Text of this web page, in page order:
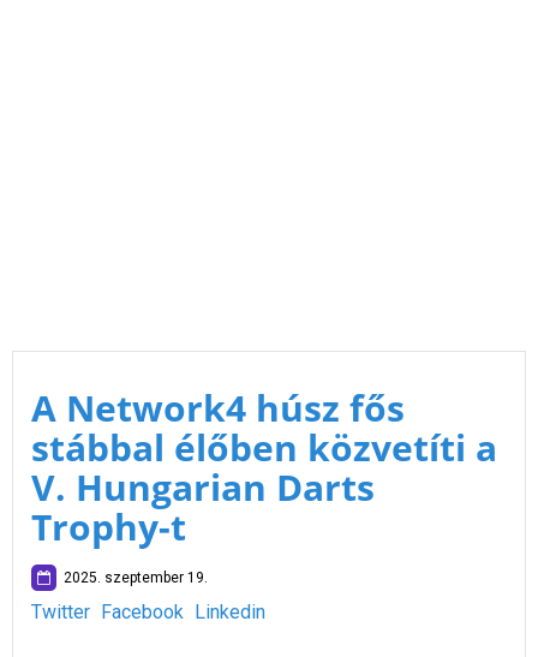
A Network4 húsz fős
stábbal élőben közvetíti a
V. Hungarian Darts
Trophy-t
2025. szeptember 19.
Twitter Facebook Linkedin